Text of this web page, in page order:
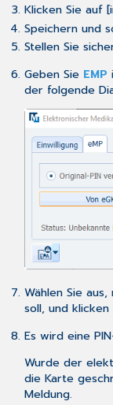
Klicken Sie auf
Speichern und
Stellen Sie
Geben Sie EMP
der folgende
Wählen Sie
soll, und
Es wird eine
Wurde der
die Karte
Meldung.